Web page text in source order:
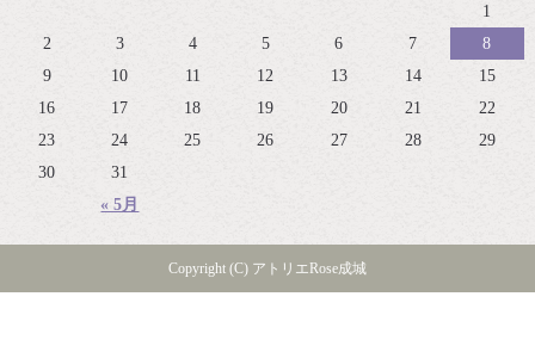
« 5月
1
2
3 4 5 6 7
8
9
10 11 12 13 14
15
16
17 18 19 20 21
22
23
24 25 26 27 28
29
30
31
Copyright (C) アトリエRose成城